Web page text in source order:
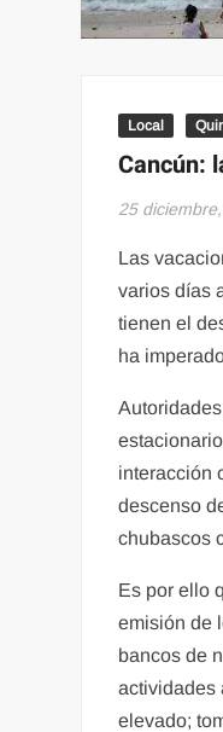
Local
Cancún:
25
Las
varios días
tienen el
ha
interacción
descenso
chubascos
Es por ello
emisión de
bancos de
actividades
elevado;